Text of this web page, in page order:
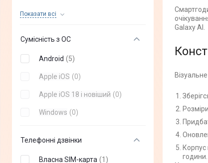
Black Shark
Ice-Watch ICE
HiFuture (+0
Canyon (+ 0)
2E (+0 )
Jaguar (+ 0)
Festina (+0)
Показати всiGalaxy Watch Ultra
Galaxy Watch4 Classic
Galaxy Watch4 )
Сумісність з ОС
Android (5)
Apple iOS (0)
Apple iOS 18 і новіший (0)
Windows (0)
Телефонні дзвінки
Власна SIM-карта (1 )
Galaxy AI.
Корпус
години.